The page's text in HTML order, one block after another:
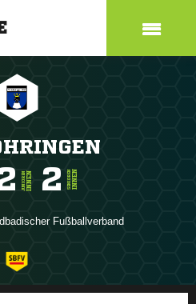
JUNIORENINNEN 2 SENIORENINNEN
Fußballverband